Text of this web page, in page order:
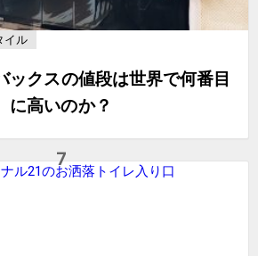
イル
ックスの値段は世界で何番目
に高いのか？